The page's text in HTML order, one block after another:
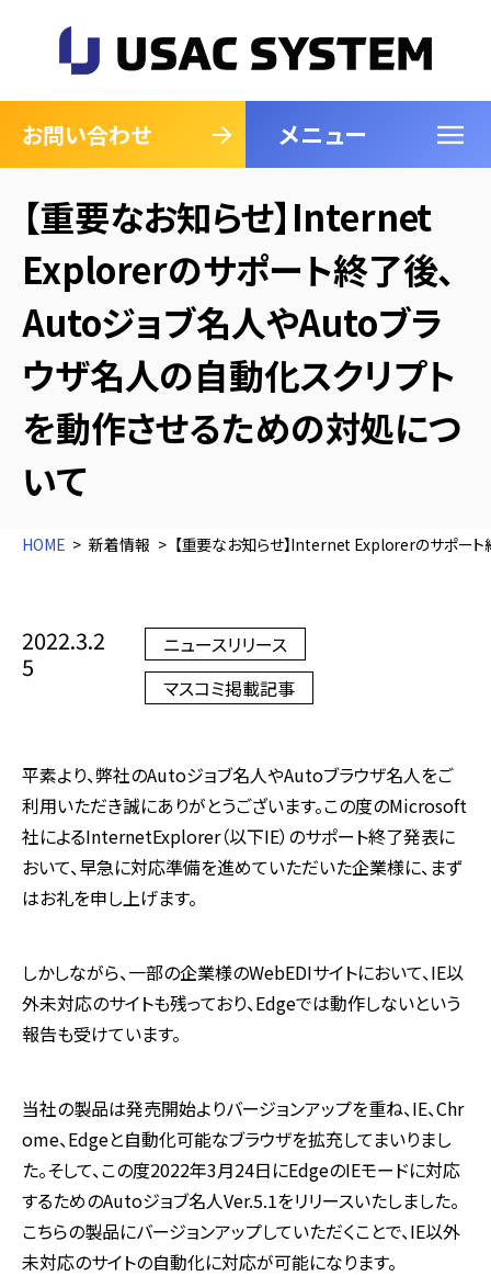
お問い合わせ メニュー
閉じる
【重要なお知らせ】Internet
Explorerのサポート終了後、
Autoジョブ名人やAutoブラ
ウザ名人の自動化スクリプト
を動作させるための対処につ
いて
HOME 新着情報 【重要なお知らせ】Internet Explorerのサポー
2022.3.2
5
ニュースリリース
マスコミ掲載記事
平素より、弊社のAutoジョブ名人やAutoブラウザ名人をご
利用いただき誠にありがとうございます。この度のMicrosoft
社によるInternetExplorer（以下IE）のサポート終了発表に
おいて、早急に対応準備を進めていただいた企業様に、まず
はお礼を申し上げます。
しかしながら、一部の企業様のWebEDIサイトにおいて、IE以
外未対応のサイトも残っており、Edgeでは動作しないという
報告も受けています。
当社の製品は発売開始よりバージョンアップを重ね、IE、Chr
ome、Edgeと自動化可能なブラウザを拡充してまいりまし
た。そして、この度2022年3月24日にEdgeのIEモードに対応
するためのAutoジョブ名人Ver.5.1をリリースいたしました。
こちらの製品にバージョンアップしていただくことで、IE以外
未対応のサイトの自動化に対応が可能になります。